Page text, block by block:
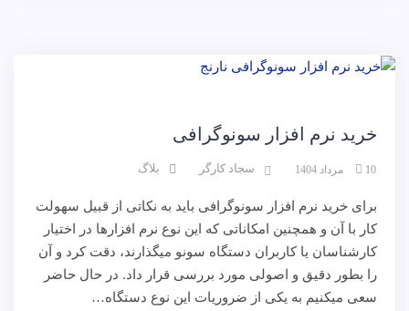
خرید نرم افزار سونوگرافی
10 مرداد 1404 سجاد کارگر بلاگ
برای خرید نرم افزار سونوگرافی باید به نکاتی از قبیل سهولت
کار با آن و همچنین امکاناتی که این نوع نرم افزارها در اختیار
کارشناسان یا کاربران دستگاه سونو میگذارند، دقت کرد و آن
را بطور دقیق و اصولی مورد بررسی قرار داد. در حال حاضر
سعی میکنیم به یکی از ضروریات این نوع دستگاه…